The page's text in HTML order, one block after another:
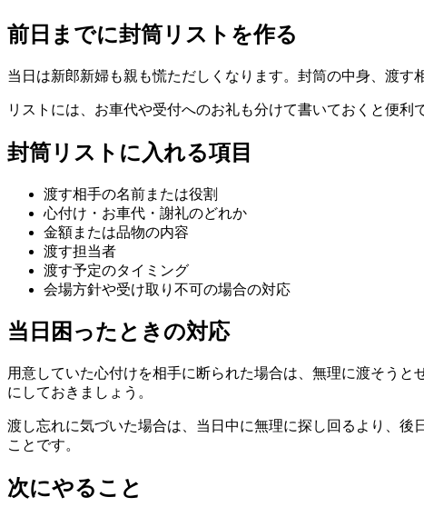
前日までに封筒リストを作る
当日は新郎新婦も親も慌ただしくなります。封筒の中身、渡す
リストには、お車代や受付へのお礼も分けて書いておくと便
封筒リストに入れる項目
渡す相手の名前または役割
心付け・お車代・謝礼のどれか
金額または品物の内容
渡す担当者
渡す予定のタイミング
会場方針や受け取り不可の場合の対応
当日困ったときの対応
用意していた心付けを相手に断られた場合は、無理に渡そう
にしておきましょう。
渡し忘れに気づいた場合は、当日中に無理に探し回るより、
ことです。
次にやること